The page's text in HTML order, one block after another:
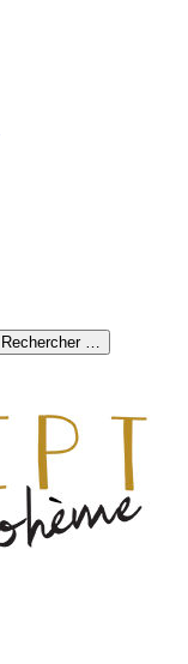
Rechercher …